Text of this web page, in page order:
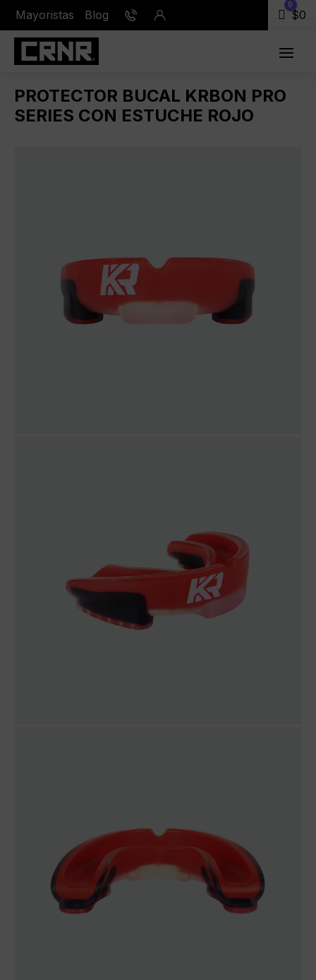
Mayoristas Blog Carro
0
$0
PROTECTOR BUCAL KRBON PRO
SERIES CON ESTUCHE ROJO